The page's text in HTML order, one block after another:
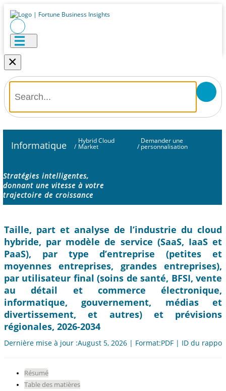
×
Informatique /
Hybrid Cloud
Market /
Demander une
personnalisation
Stratégies intelligentes,
donnant une vitesse à votre
trajectoire de croissance
Taille, part et analyse de l’industrie du cloud
hybride, par modèle de service (SaaS, IaaS et
PaaS), par type d’entreprise (petites et
moyennes entreprises, grandes entreprises),
par utilisateur final (soins de santé, BFSI, vente
au détail et commerce électronique,
informatique, gouvernement, médias et
divertissement, et autres) et prévisions
régionales, 2026-2034
Dernière mise à jour :August 5, 2026 | Format:PDF | ID du
Résumé
Table des matières